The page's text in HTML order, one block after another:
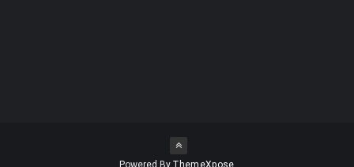
Powered ByThemeXpose